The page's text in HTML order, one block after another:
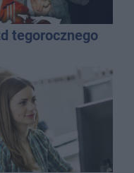
tegorocznego